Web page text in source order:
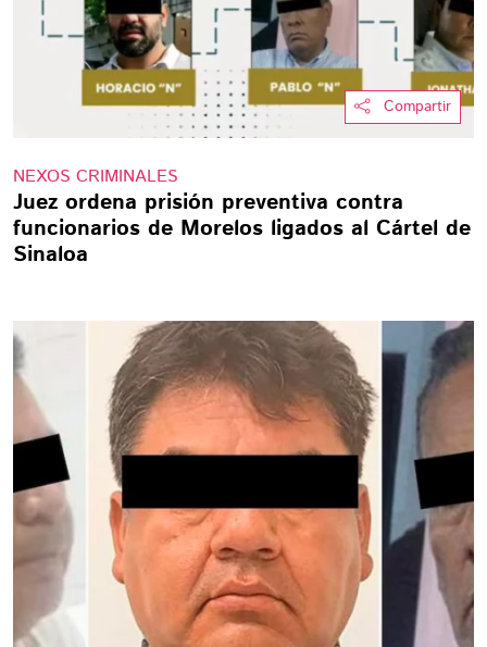
Compartir
NEXOS CRIMINALES
Juez ordena prisión preventiva contra
funcionarios de Morelos ligados al Cártel de
Sinaloa